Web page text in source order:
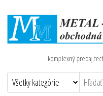
komplexný predaj